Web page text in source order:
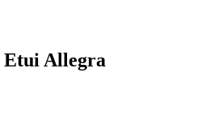
Etui Allegra